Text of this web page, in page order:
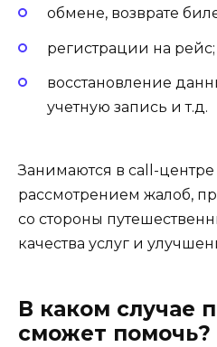
обмене, возврате
регистрации на рейс;
восстановление
учетную запись и т.д.
Занимаются в call-центре
рассмотрением жалоб,
со стороны
качества услуг и
В каком случае
сможет помочь?